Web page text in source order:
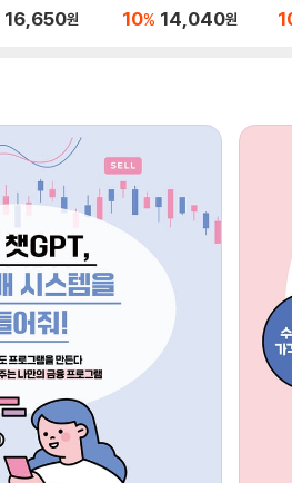
16,650원
문 (2026년)
10% 14,040원
(